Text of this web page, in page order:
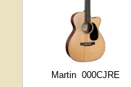
Martin 000CJRE